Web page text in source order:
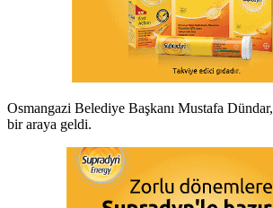
Osmangazi Belediye Başkanı Mustafa
bir araya geldi.